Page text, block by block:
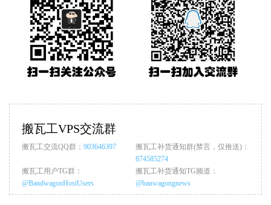
搬瓦工VPS交流群
搬瓦工交流QQ群： 903646397
搬瓦工补货通知群(禁言，仅推送)：
874585274
搬瓦工用户TG群：
@BandwagonHostUsers
搬瓦工补货通知TG频道：
@banwagongnews